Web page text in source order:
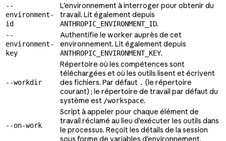
--
environment-
id
L'environnement à interroger pour obtenir du
travail. Lit également depuis
ANTHROPIC_ENVIRONMENT_ID.
--
environment-
key
Authentifie le worker auprès de cet
environnement. Lit également depuis
ANTHROPIC_ENVIRONMENT_KEY.
--workdir
Répertoire où les compétences sont
téléchargées et où les outils lisent et écrivent
des fichiers. Par défaut . (le répertoire
courant) ; le répertoire de travail par défaut du
système est /workspace.
--on-work
Script à appeler pour chaque élément de
travail réclamé au lieu d'exécuter les outils dans
le processus. Reçoit les détails de la session
sous forme de variables d'environnement.